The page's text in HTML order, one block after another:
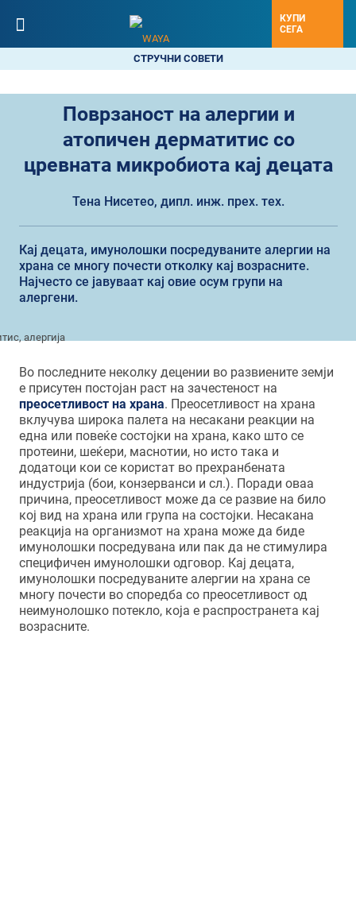
КУПИ
СЕГА
СТРУЧНИ СОВЕТИ
Поврзаност на алергии и
атопичен дерматитис со
цревнатa микробиота кај децата
Тена Нисетео, дипл. инж. прех. тех.
Кај децата, имунолошки посредуваните алергии на
храна се многу почести отколку кај возрасните.
Најчесто се јавуваат кај овие осум групи на
алергени.
Во последните неколку децении во развиените земји
е присутен постојан раст на зачестеност на
преосетливост на храна. Преосетливост на храна
вклучува широка палета на несакани реакции на
една или повеќе состојки на храна, како што се
протеини, шеќери, маснотии, но исто така и
додатоци кои се користат во прехранбената
индустрија (бои, конзерванси и сл.). Поради оваа
причина, преосетливост може да се развие на било
кој вид на храна или група на состојки. Несакана
реакција на организмот на храна може да биде
имунолошки посредувана или пак да не стимулира
специфичен имунолошки одговор. Кај децата,
имунолошки посредуваните алергии на храна се
многу почести во споредба со преосетливост од
неимунолошко потекло, која е распространета кај
возрасните.